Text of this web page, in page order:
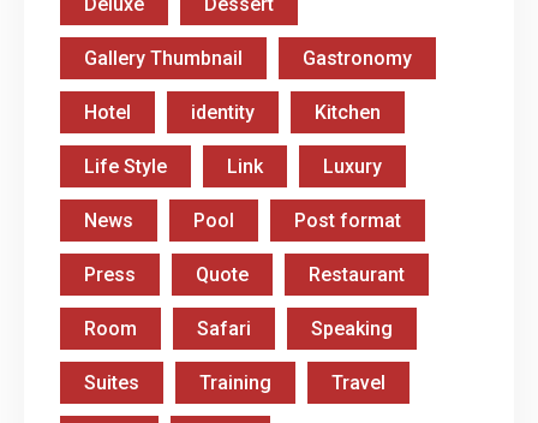
Gallery Thumbnail Gastronomy
Hotel identity Kitchen
Life Style Link Luxury
News Pool Post format
Press Quote Restaurant
Room Safari Speaking
Suites Training Travel